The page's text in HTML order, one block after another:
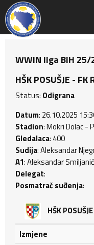
WWIN liga BiH 25/
HŠK POSUŠJE - FK
Status: Odigrana
Datum: 26.10.2025
Stadion: Mokri Dolac -
Gledalaca: 400
Sudija: Aleksandar
A1: Aleksandar
Delegat:
Posmatrač suđenja:
HŠK POSUŠJE
Izmjene